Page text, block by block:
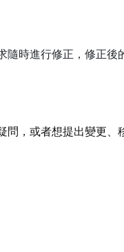
時進行修正，修正後
問，或者想提出變更、